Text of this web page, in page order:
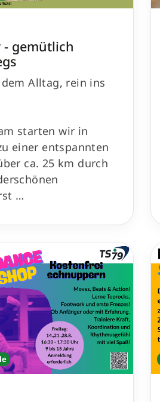
- gemütlich
dem Alltag, rein ins
starten wir in
einer entspannten
ca. 25 km durch
…